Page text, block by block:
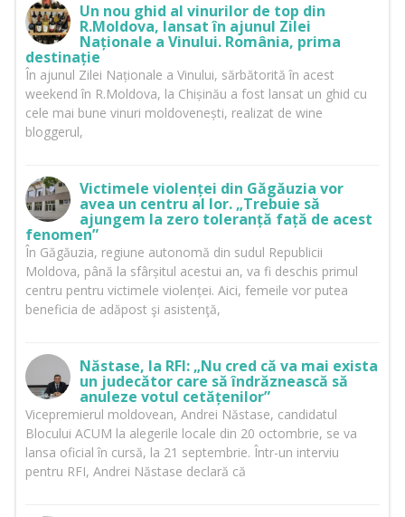
Un nou ghid al vinurilor de top din
R.Moldova, lansat în ajunul Zilei
Naționale a Vinului. România, prima
destinație
În ajunul Zilei Naționale a Vinului, sărbătorită în acest
weekend în R.Moldova, la Chișinău a fost lansat un ghid cu
cele mai bune vinuri moldovenești, realizat de wine
bloggerul,
Victimele violenței din Găgăuzia vor
avea un centru al lor. „Trebuie să
ajungem la zero toleranță față de acest
fenomen”
În Găgăuzia, regiune autonomă din sudul Republicii
Moldova, până la sfârșitul acestui an, va fi deschis primul
centru pentru victimele violenței. Aici, femeile vor putea
beneficia de adăpost şi asistenţă,
Năstase, la RFI: „Nu cred că va mai exista
un judecător care să îndrăznească să
anuleze votul cetățenilor”
Vicepremierul moldovean, Andrei Năstase, candidatul
Blocului ACUM la alegerile locale din 20 octombrie, se va
lansa oficial în cursă, la 21 septembrie. Într-un interviu
pentru RFI, Andrei Năstase declară că